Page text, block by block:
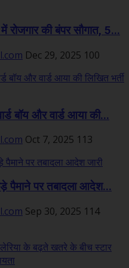
की बंपर सौगात, 5...
Dec 29, 2025 100
बॉय और वार्ड आया की...
Oct 7, 2025 113
पैमाने पर तबादला आदेश...
Sep 30, 2025 114